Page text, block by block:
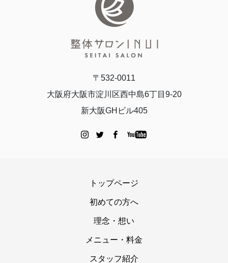
〒532-0011
大阪府大阪市淀川区西中島6丁目9-20
新大阪GHビル405
トップページ
初めての方へ
理念・想い
メニュー・料金
スタッフ紹介